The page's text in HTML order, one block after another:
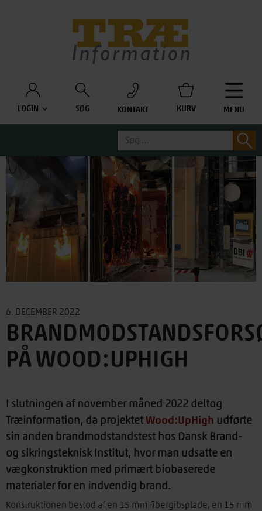
LOGIN SØG KONTAKT KURV MENU
Søg
efter:
6. DECEMBER 2022
PÅ WOOD:UPHIGH
I slutningen af november måned 2022 deltog
Træinformation, da projektetWood:UpHigh udførte
sin anden brandmodstandstest hos Dansk Brand-
og sikringsteknisk Institut, hvor man udsatte en
vægkonstruktion med primært biobaserede
materialer for en indvendig brand.
Konstruktionen bestod af en 15 mm fibergibsplade, en 15 mm